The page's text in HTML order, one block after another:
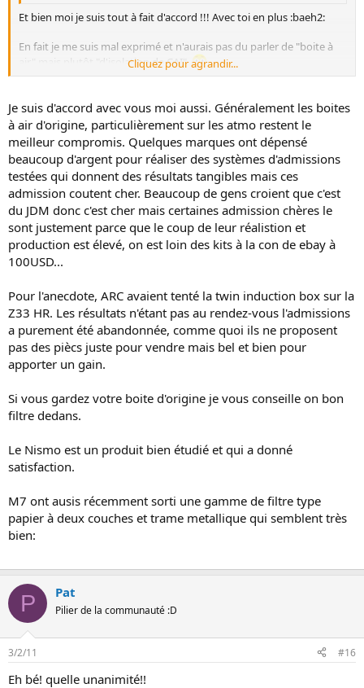
Et bien moi je suis tout à fait d'accord !!! Avec toi en plus :baeh2:
En fait je me suis mal exprimé et n'aurais pas du parler de "boite à
air" mais plutôt "d'isolation de CAI".
Le but étant d'isoler de la chaleur moteur et non de créer une boite
en méca des fluides.
Concernant les air-ducts, je me méfie énormément de l'hydrolock et
quitte à perdre quelques poneys je préfère avoir la sécurité du
moteur.
Enfin concernant les tubes c'est loin d'être aussi simple et au
contraire, un tube d'admission lisse peut être moins performant
qu'un tube "rugueux" selon pleins de paramètres qui me dépassent
totalement mais qu'un ingé méca des fluides saurait expliquer en 2-
2. Voir méca des fluides et écoulements laminaires, turbulents,
Bernouilli aussi il me semble, etc...
Cliquez pour agrandir...
Je suis d'accord avec vous moi aussi. Généralement les boites
à air d'origine, particulièrement sur les atmo restent le
meilleur compromis. Quelques marques ont dépensé
beaucoup d'argent pour réaliser des systèmes d'admissions
testées qui donnent des résultats tangibles mais ces
admission coutent cher. Beaucoup de gens croient que c'est
du JDM donc c'est cher mais certaines admission chères le
sont justement parce que le coup de leur réalistion et
production est élevé, on est loin des kits à la con de ebay à
100USD...
Pour l'anecdote, ARC avaient tenté la twin induction box sur la
Z33 HR. Les résultats n'étant pas au rendez-vous l'admissions
a purement été abandonnée, comme quoi ils ne proposent
pas des piècs juste pour vendre mais bel et bien pour
apporter un gain.
Si vous gardez votre boite d'origine je vous conseille on bon
filtre dedans.
Le Nismo est un produit bien étudié et qui a donné
satisfaction.
M7 ont ausis récemment sorti une gamme de filtre type
papier à deux couches et trame metallique qui semblent très
bien:
P Pat
Pilier de la communauté :D
3/2/11 #16
Eh bé! quelle unanimité!!